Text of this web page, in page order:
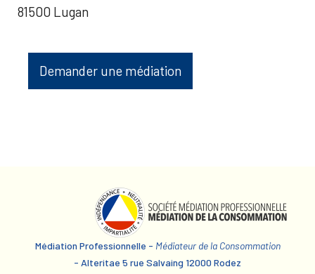
81500 Lugan
Demander une médiation
Médiation Professionnelle - Médiateur de la Consommation
- Alteritae 5 rue Salvaing 12000 Rodez